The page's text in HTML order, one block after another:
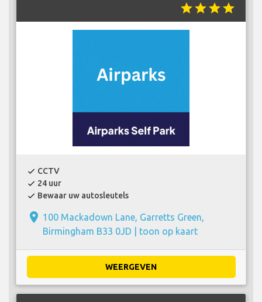
starstarstarstar
check CCTV
check 24 uur
check Bewaar uw autosleutels
place 100 Mackadown Lane, Garretts Green,
Birmingham B33 0JD | toon op kaart
WEERGEVEN